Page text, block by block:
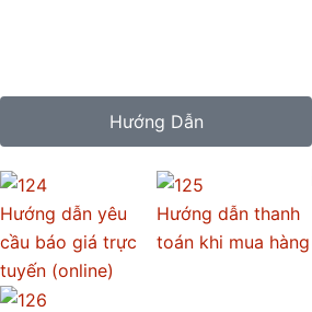
Hướng Dẫn
Hướng dẫn yêu
cầu báo giá trực
tuyến (online)
Hướng dẫn thanh
toán khi mua hàng